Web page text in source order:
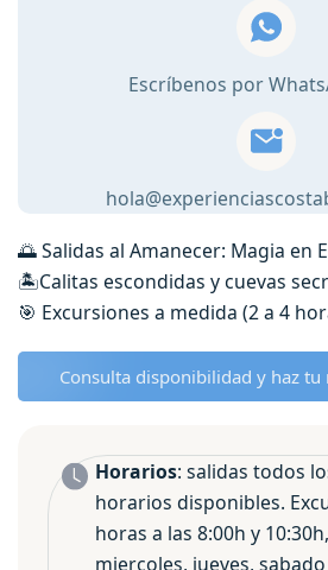
Escríbenos por
🌅 Salidas al Amanecer: Magia en
🏝️Calitas escondidas y cuevas
🎯 Excursiones a medida (2 a 4
Consulta disponibilidad y haz tu
Horarios: salidas todos
horarios disponibles.
horas a las 8:00h y
miercoles, jueves,